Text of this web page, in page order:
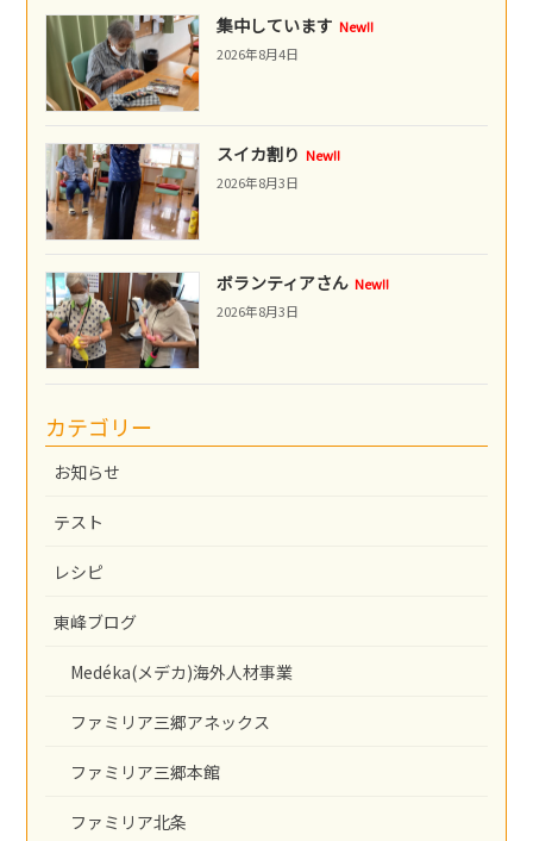
集中しています New!!
2026年8月4日
スイカ割り New!!
2026年8月3日
ボランティアさん New!!
2026年8月3日
カテゴリー
お知らせ
テスト
レシピ
東峰ブログ
Medéka(メデカ)海外人材事業
ファミリア三郷アネックス
ファミリア三郷本館
ファミリア北条